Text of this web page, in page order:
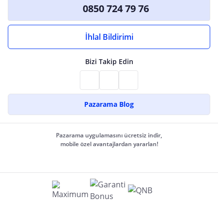
0850 724 79 76
İhlal Bildirimi
Bizi Takip Edin
Pazarama Blog
Pazarama uygulamasını ücretsiz indir,
mobile özel avantajlardan yararlan!